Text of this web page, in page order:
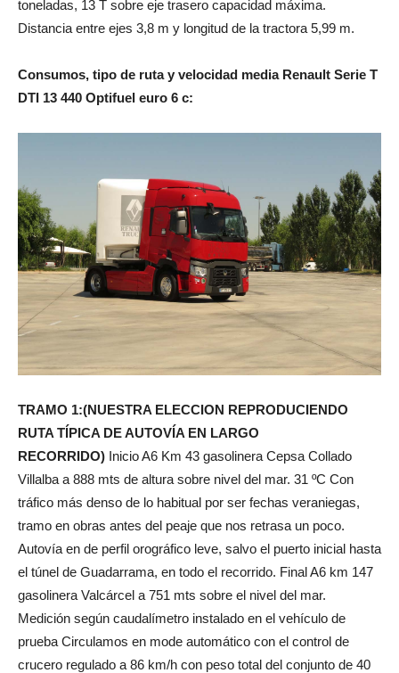
toneladas, 13 T sobre eje trasero capacidad máxima.
Distancia entre ejes 3,8 m y longitud de la tractora 5,99 m.
Consumos, tipo de ruta y velocidad media Renault Serie T
DTI 13 440 Optifuel euro 6 c:
TRAMO 1:(NUESTRA ELECCION REPRODUCIENDO
RUTA TÍPICA DE AUTOVÍA EN LARGO
RECORRIDO) Inicio A6 Km 43 gasolinera Cepsa Collado
Villalba a 888 mts de altura sobre nivel del mar. 31 ºC Con
tráfico más denso de lo habitual por ser fechas veraniegas,
tramo en obras antes del peaje que nos retrasa un poco.
Autovía en de perfil orográfico leve, salvo el puerto inicial hasta
el túnel de Guadarrama, en todo el recorrido. Final A6 km 147
gasolinera Valcárcel a 751 mts sobre el nivel del mar.
Medición según caudalímetro instalado en el vehículo de
prueba Circulamos en mode automático con el control de
crucero regulado a 86 km/h con peso total del conjunto de 40